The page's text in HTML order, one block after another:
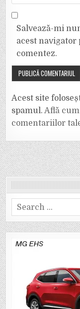
Salvează-mi
acest navigator
comentez.
Acest site
spamul.Află
comentariilor
Search
for: